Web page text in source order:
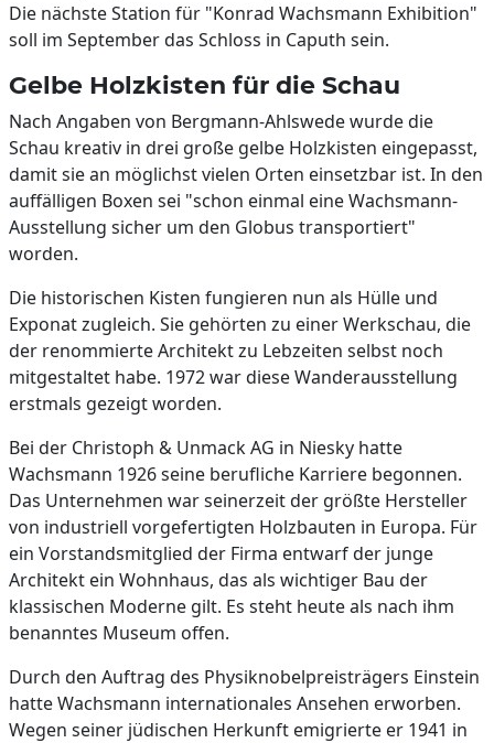
Die nächste Station für "Konrad Wachsmann Exhibition"
soll im September das Schloss in Caputh sein.
Gelbe Holzkisten für die Schau
Nach Angaben von Bergmann-Ahlswede wurde die
Schau kreativ in drei große gelbe Holzkisten eingepasst,
damit sie an möglichst vielen Orten einsetzbar ist. In den
auffälligen Boxen sei "schon einmal eine Wachsmann-
Ausstellung sicher um den Globus transportiert"
worden.
Die historischen Kisten fungieren nun als Hülle und
Exponat zugleich. Sie gehörten zu einer Werkschau, die
der renommierte Architekt zu Lebzeiten selbst noch
mitgestaltet habe. 1972 war diese Wanderausstellung
erstmals gezeigt worden.
Bei der Christoph & Unmack AG in Niesky hatte
Wachsmann 1926 seine berufliche Karriere begonnen.
Das Unternehmen war seinerzeit der größte Hersteller
von industriell vorgefertigten Holzbauten in Europa. Für
ein Vorstandsmitglied der Firma entwarf der junge
Architekt ein Wohnhaus, das als wichtiger Bau der
klassischen Moderne gilt. Es steht heute als nach ihm
benanntes Museum offen.
Durch den Auftrag des Physiknobelpreisträgers Einstein
hatte Wachsmann internationales Ansehen erworben.
Wegen seiner jüdischen Herkunft emigrierte er 1941 in